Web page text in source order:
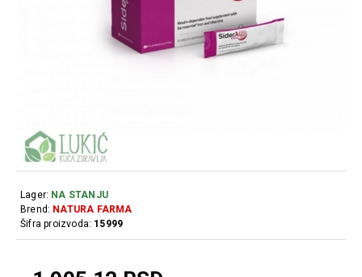
Lager: NA STANJU
Brend: NATURA FARMA
Šifra proizvoda: 15999